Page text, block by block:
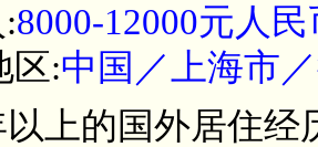
8000-12000元人民
区:中国／上海市
上的国外居住